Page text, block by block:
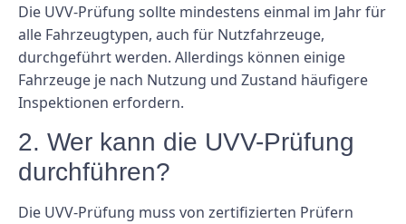
Die UVV-Prüfung sollte mindestens einmal im Jahr für
alle Fahrzeugtypen, auch für Nutzfahrzeuge,
durchgeführt werden. Allerdings können einige
Fahrzeuge je nach Nutzung und Zustand häufigere
Inspektionen erfordern.
2. Wer kann die UVV-Prüfung
durchführen?
Die UVV-Prüfung muss von zertifizierten Prüfern